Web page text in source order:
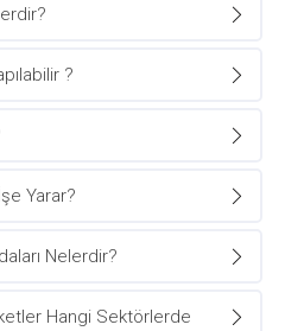
?
Yarar?
Nelerdir?
Hangi Sektörlerde